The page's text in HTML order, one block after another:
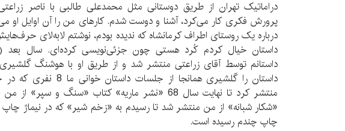
دراماتیک تهران از طریق دوستانی مثل محمدعلی طالبی با ناصر
پرورش فکری کار می‌کرد، آشنا و دوست شدم. کارهای من را آن اوایل او
درباره یک روستای اطراف کرمانشاه که ندیده بودم، نوشتم لابه‌لای
داستان را گلشیری همانجا از جلسات
منتشر کرد تا نهایت سال 68 «نشر ماریه» کتاب «سنگ و
«شکار شبانه» از من منتشر شد تا رسیدم به «زخم شیر» که در نیماژ
چاپ چندم رسیده است.